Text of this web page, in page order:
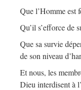
Que l’Homme est
Qu’il s’efforce de
Que sa survie
de son niveau
Et nous, les
Dieu interdisent à